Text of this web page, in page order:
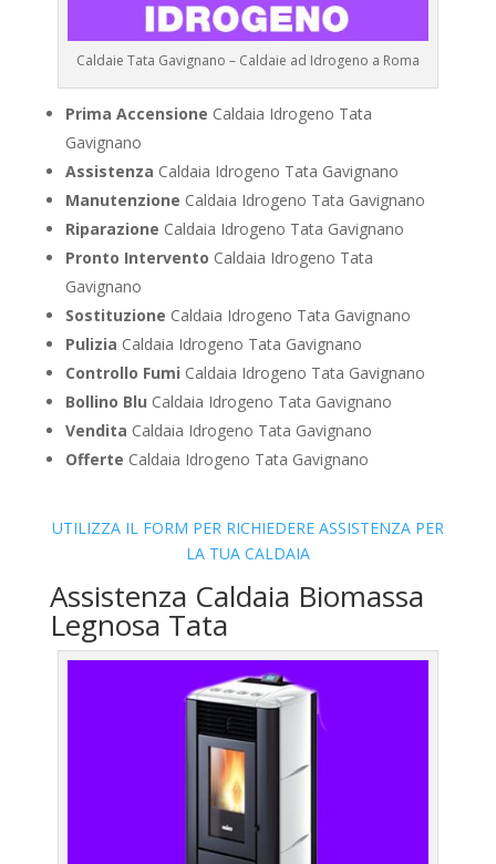
Caldaie Tata Gavignano – Caldaie ad Idrogeno a Roma
Prima Accensione Caldaia Idrogeno Tata
Gavignano
Assistenza Caldaia Idrogeno Tata Gavignano
Manutenzione Caldaia Idrogeno Tata Gavignano
Riparazione Caldaia Idrogeno Tata Gavignano
Pronto Intervento Caldaia Idrogeno Tata
Gavignano
Sostituzione Caldaia Idrogeno Tata Gavignano
Pulizia Caldaia Idrogeno Tata Gavignano
Controllo Fumi Caldaia Idrogeno Tata Gavignano
Bollino Blu Caldaia Idrogeno Tata Gavignano
Vendita Caldaia Idrogeno Tata Gavignano
Offerte Caldaia Idrogeno Tata Gavignano
UTILIZZA IL FORM PER RICHIEDERE ASSISTENZA PER
LA TUA CALDAIA
Assistenza Caldaia Biomassa
Legnosa Tata